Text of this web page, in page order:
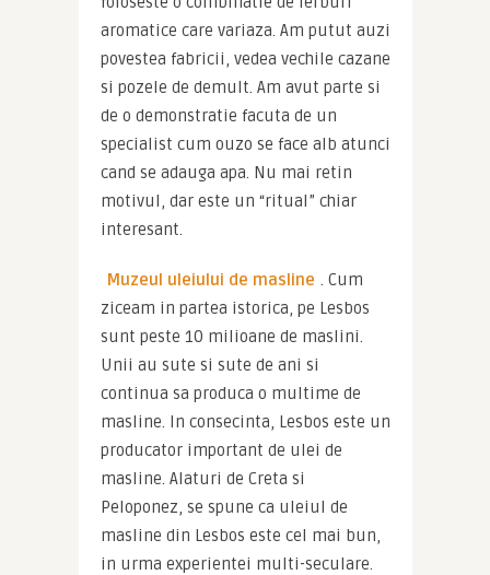
aromatice care variaza. Am putut auzi
povestea fabricii, vedea vechile cazane
si pozele de demult. Am avut parte si
de o demonstratie facuta de un
specialist cum ouzo se face alb atunci
cand se adauga apa. Nu mai retin
motivul, dar este un “ritual” chiar
interesant.
Muzeul uleiului de masline . Cum
ziceam in partea istorica, pe Lesbos
sunt peste 10 milioane de maslini.
Unii au sute si sute de ani si
continua sa produca o multime de
masline. In consecinta, Lesbos este un
producator important de ulei de
masline. Alaturi de Creta si
Peloponez, se spune ca uleiul de
masline din Lesbos este cel mai bun,
in urma experientei multi-seculare.